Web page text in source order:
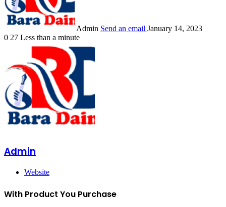
Admin Send an email January 14, 2023
0 27 Less than a minute
Admin
Website
With Product You Purchase